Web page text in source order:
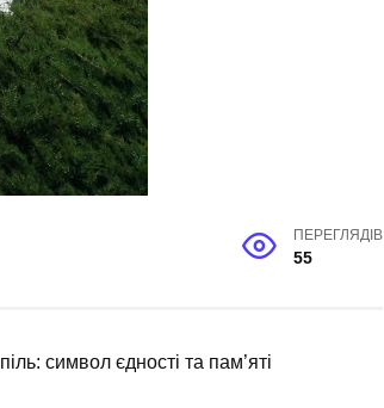
ПЕРЕГЛЯДІВ
55
символ єдності та пам’яті